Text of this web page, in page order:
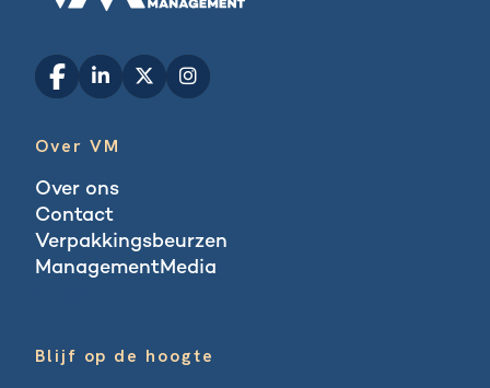
Over VM
Over ons
Contact
Verpakkingsbeurzen
ManagementMedia
Blijf op de hoogte